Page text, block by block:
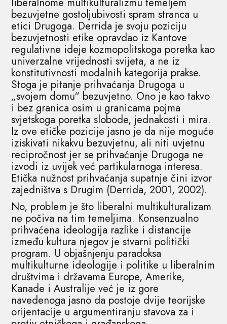
bezuvjetne gostoljubivosti spram stranca u
etici Drugoga. Derrida je svoju poziciju
bezuvjetnosti etike opravdao iz Kantove
regulativne ideje kozmopolitskoga poretka kao
univerzalne vrijednosti svijeta, a ne iz
konstitutivnosti modalnih kategorija prakse.
Stoga je pitanje prihvaćanja Drugoga u
„svojem domu“ bezuvjetno. Ono je kao takvo
i bez granica osim u granicama pojma
svjetskoga poretka slobode, jednakosti i mira.
Iz ove etičke pozicije jasno je da nije moguće
iziskivati nikakvu bezuvjetnu, ali niti uvjetnu
recipročnost jer se prihvaćanje Drugoga ne
izvodi iz uvijek već partikularnoga interesa.
Etička nužnost prihvaćanja supatnje čini izvor
zajedništva s Drugim (Derrida, 2001, 2002).
No, problem je što liberalni multikulturalizam
ne počiva na tim temeljima. Konsenzualno
prihvaćena ideologija razlike i distancije
između kultura njegov je stvarni politički
program. U objašnjenju paradoksa
multikulturne ideologije i politike u liberalnim
društvima i državama Europe, Amerike,
Kanade i Australije već je iz gore
navedenoga jasno da postoje dvije teorijske
orijentacije u argumentiranju stavova za i